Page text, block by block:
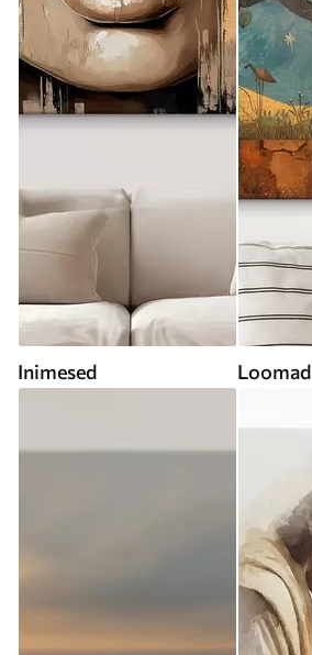
Inimesed Loomad